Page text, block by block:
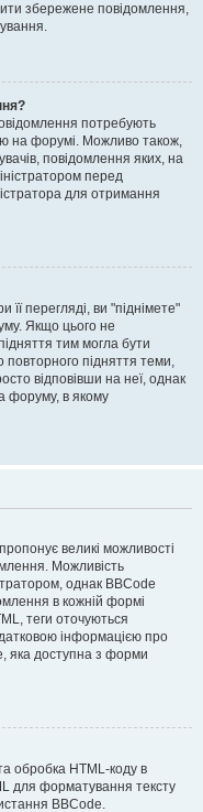
збережене повідомлення,
потребують
на форумі. Можливо також,
повідомлення яких, на
перед
для отримання
перегляді, ви "піднімете"
Якщо цього не
тим могла бути
підняття теми,
відповівши на неї, однак
форуму, в якому
великі можливості
Можливість
однак BBCode
в кожній формі
теги оточуються
інформацією про
яка доступна з форми
обробка HTML-коду в
для форматування тексту
BBCode.